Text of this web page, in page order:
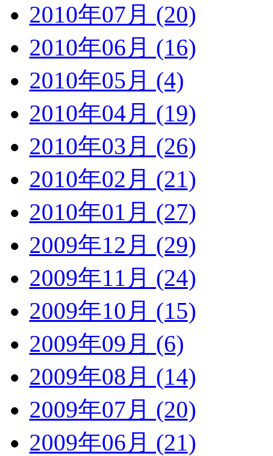
2010年07月 (20)
2010年06月 (16)
2010年05月 (4)
2010年04月 (19)
2010年03月 (26)
2010年02月 (21)
2010年01月 (27)
2009年12月 (29)
2009年11月 (24)
2009年10月 (15)
2009年09月 (6)
2009年08月 (14)
2009年07月 (20)
2009年06月 (21)